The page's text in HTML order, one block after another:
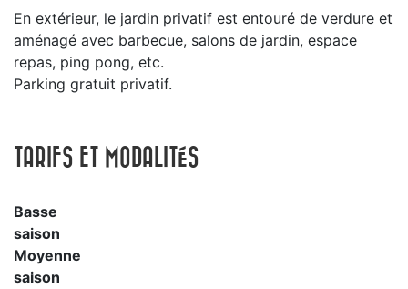
En extérieur, le jardin privatif est entouré de verdure et
aménagé avec barbecue, salons de jardin, espace
repas, ping pong, etc.
Parking gratuit privatif.
TARIFS ET MODALITÉS
Basse
saison
Moyenne
saison